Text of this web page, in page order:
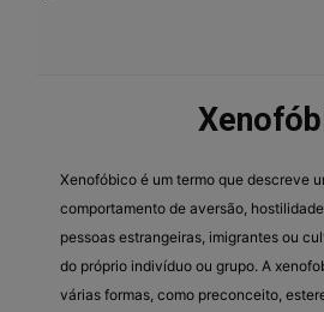
Xenofóbico é um termo que descreve
comportamento de aversão,
pessoas estrangeiras, imigrantes ou
do próprio indivíduo ou grupo. A
várias formas, como preconceito,